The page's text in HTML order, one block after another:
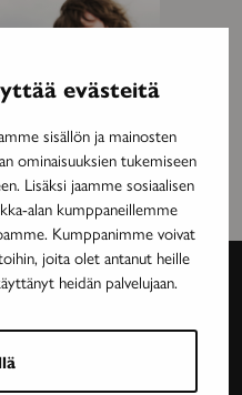
evästeitä
sisällön ja mainosten
ominaisuuksien tukemiseen
Lisäksi jaamme sosiaalisen
alan kumppaneillemme
Kumppanimme voivat
joita olet antanut heille
heidän palvelujaan.